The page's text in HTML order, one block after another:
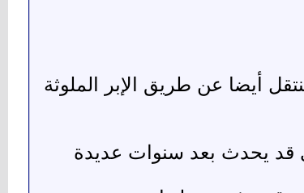
أيضا عن طريق الإبر الملوثة